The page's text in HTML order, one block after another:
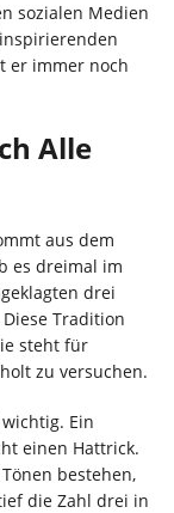
sozialen Medien
er immer noch
Alle
aus dem
es dreimal im
drei
Tradition
steht für
zu versuchen.
Ein
einen Hattrick.
bestehen,
die Zahl drei in